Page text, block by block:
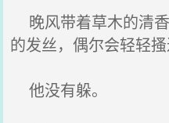
晚风带着草木的清
的发丝，偶尔会轻轻搔
他没有躲。